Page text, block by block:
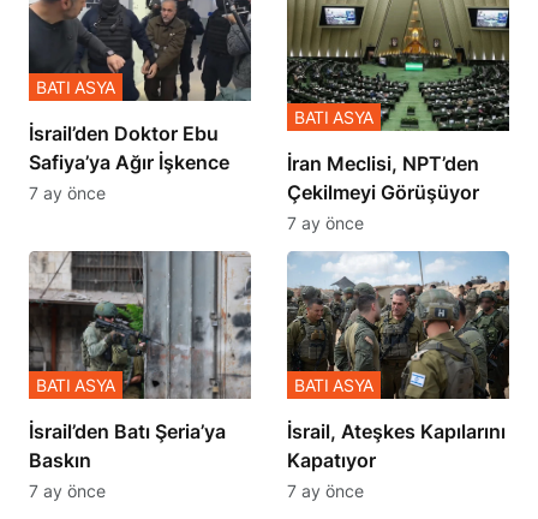
İsrail’den Doktor Ebu
Safiya’ya Ağır İşkence
BATI ASYA
7 ay önce
İran Meclisi, NPT’den
Çekilmeyi Görüşüyor
BATI ASYA
7 ay önce
​​​​​​​İsrail’den Batı Şeria’ya
Baskın
BATI ASYA
7 ay önce
İsrail, Ateşkes Kapılarını
Kapatıyor
BATI ASYA
7 ay önce